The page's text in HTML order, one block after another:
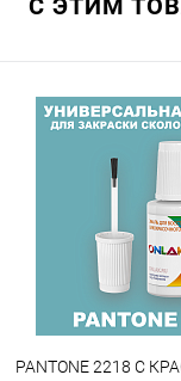
С ЭТИМ
PANTONE 2218 C